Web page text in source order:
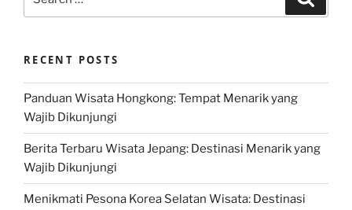
for:
RECENT POSTS
Panduan Wisata Hongkong: Tempat Menarik yang
Wajib Dikunjungi
Berita Terbaru Wisata Jepang: Destinasi Menarik yang
Wajib Dikunjungi
Menikmati Pesona Korea Selatan Wisata: Destinasi